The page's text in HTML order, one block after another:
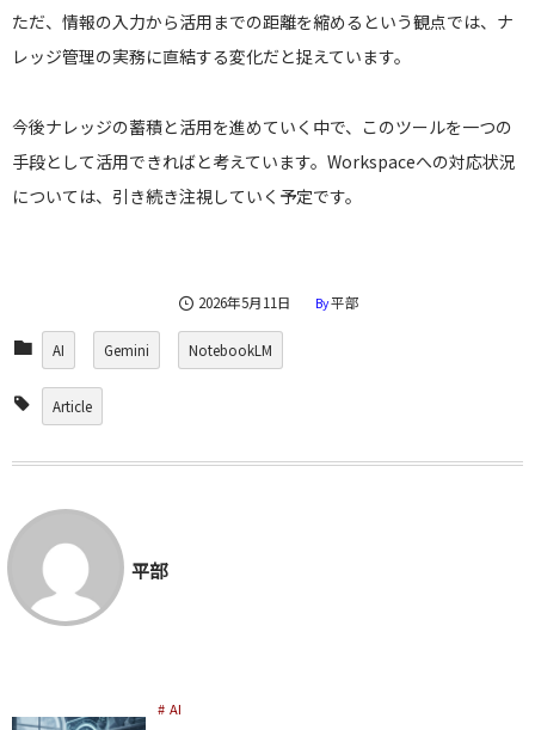
ただ、情報の入力から活用までの距離を縮めるという観点では、ナ
レッジ管理の実務に直結する変化だと捉えています。
今後ナレッジの蓄積と活用を進めていく中で、このツールを一つの
手段として活用できればと考えています。Workspaceへの対応状況
については、引き続き注視していく予定です。
2026年5月11日 By平部
AI Gemini NotebookLM
Article
平部
AI